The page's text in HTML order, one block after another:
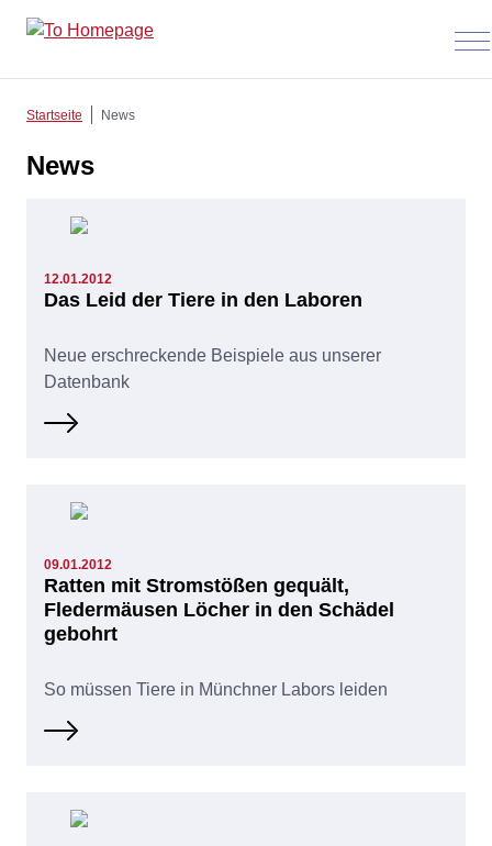
Startseite News
News
12.01.2012
Das Leid der Tiere in den Laboren
Neue erschreckende Beispiele aus unserer
Datenbank
09.01.2012
Ratten mit Stromstößen gequält,
Fledermäusen Löcher in den Schädel
gebohrt
So müssen Tiere in Münchner Labors leiden